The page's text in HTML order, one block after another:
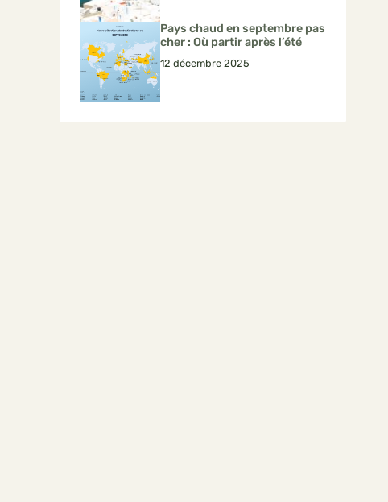
Pays chaud en septembre pas
cher : Où partir après l’été
12 décembre 2025